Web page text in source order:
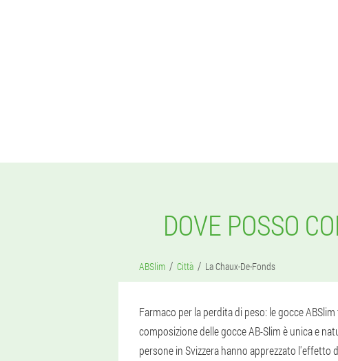
DOVE POSSO
ABSlim Città La Chaux-De-Fonds
Farmaco per la perdita di peso: le gocce
composizione delle gocce AB-Slim è unica e
persone in Svizzera hanno apprezzato l'effetto